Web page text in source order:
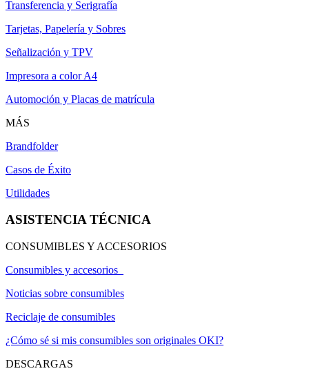
Transferencia y Serigrafía
Tarjetas, Papelería y Sobres
Señalización y TPV
Impresora a color A4
Automoción y Placas de matrícula
MÁS
Brandfolder
Casos de Éxito
Utilidades
ASISTENCIA TÉCNICA
CONSUMIBLES Y ACCESORIOS
Consumibles y accesorios
Noticias sobre consumibles
Reciclaje de consumibles
¿Cómo sé si mis consumibles son originales OKI?
DESCARGAS